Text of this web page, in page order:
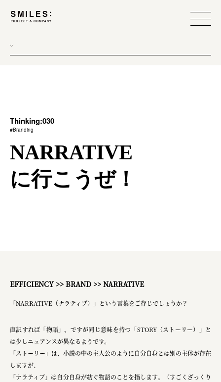
scope
team management
method
Thinking:030
#Branding
NARRATIVE
に行こうぜ！
EFFICIENCY >> BRAND >> NARRATIVE
「NARRATIVE（ナラティブ）」という言葉をご存じでしょうか？
直訳すれば「物語」、ですが同じ意味を持つ「STORY（ストーリー）」と
は少しニュアンスが異なるようです。
「ストーリー」は、小説の中の主人公のように自分自身とは別の主体が存在
しますが、
「ナラティブ」は自分自身が紡ぐ物語のことを指します。（すごくざっくり